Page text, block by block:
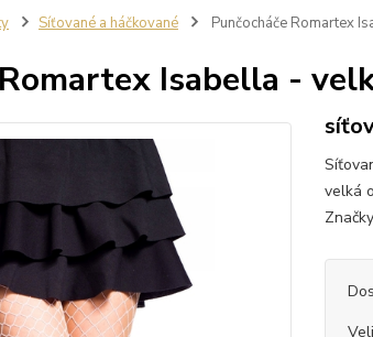
Síťované a háčkované Punčocháče Romartex
Isabella -
velká